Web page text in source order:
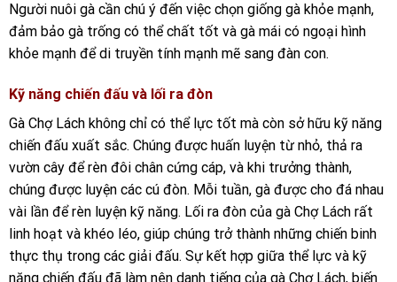
Người nuôi gà cần chú ý đến việc chọn giống gà khỏe mạnh,
đảm bảo gà trống có thể chất tốt và gà mái có ngoại hình
khỏe mạnh để di truyền tính mạnh mẽ sang đàn con.
Kỹ năng chiến đấu và lối ra đòn
Gà Chợ Lách không chỉ có thể lực tốt mà còn sở hữu kỹ năng
chiến đấu xuất sắc. Chúng được huấn luyện từ nhỏ, thả ra
vườn cây để rèn đôi chân cứng cáp, và khi trưởng thành,
chúng được luyện các cú đòn. Mỗi tuần, gà được cho đá nhau
vài lần để rèn luyện kỹ năng. Lối ra đòn của gà Chợ Lách rất
linh hoạt và khéo léo, giúp chúng trở thành những chiến binh
thực thụ trong các giải đấu. Sự kết hợp giữa thể lực và kỹ
năng chiến đấu đã làm nên danh tiếng của gà Chợ Lách, biến